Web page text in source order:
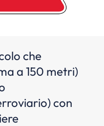
che
a 150 metri)
con